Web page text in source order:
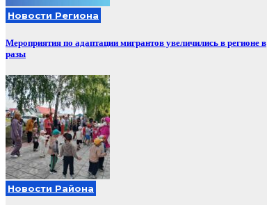
Новости Региона
Мероприятия по адаптации мигрантов увеличились в регионе в
разы
Новости Района